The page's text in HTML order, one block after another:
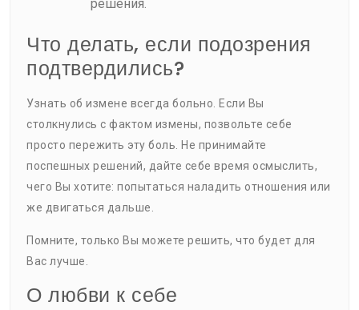
решения.
Что делать, если подозрения
подтвердились?
Узнать об измене всегда больно. Если Вы
столкнулись с фактом измены, позвольте себе
просто пережить эту боль. Не принимайте
поспешных решений, дайте себе время осмыслить,
чего Вы хотите: попытаться наладить отношения или
же двигаться дальше.
Помните, только Вы можете решить, что будет для
Вас лучше.
О любви к себе